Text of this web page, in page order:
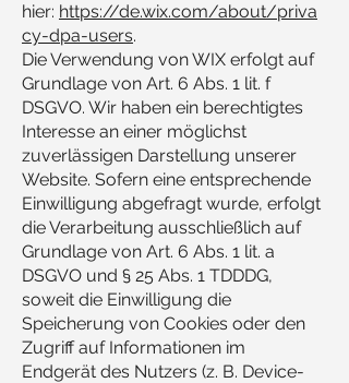
hier: https://de.wix.com/about/priva
cy-dpa-users.
Die Verwendung von WIX erfolgt auf
Grundlage von Art. 6 Abs. 1 lit. f
DSGVO. Wir haben ein berechtigtes
Interesse an einer möglichst
zuverlässigen Darstellung unserer
Website. Sofern eine entsprechende
Einwilligung abgefragt wurde, erfolgt
die Verarbeitung ausschließlich auf
Grundlage von Art. 6 Abs. 1 lit. a
DSGVO und § 25 Abs. 1 TDDDG,
soweit die Einwilligung die
Speicherung von Cookies oder den
Zugriff auf Informationen im
Endgerät des Nutzers (z. B. Device-